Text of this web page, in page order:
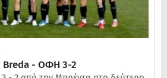
Breda - ΟΦΗ 3-2